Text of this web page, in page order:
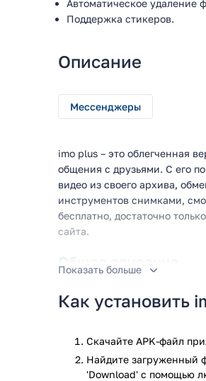
Автоматическое удаление
Поддержка стикеров.
Описание
Мессенджеры
imo plus – это облегченная
общения с друзьями. С его
видео из своего архива,
инструментов снимками,
бесплатно, достаточно
сайта.
родственникам и друзьям в
независимо от регионов
уникальными смайликами,
мессенджеров.
Показать больше
Как установить
Скачайте APK-файл
Найдите загруженный
'Download' с помощью